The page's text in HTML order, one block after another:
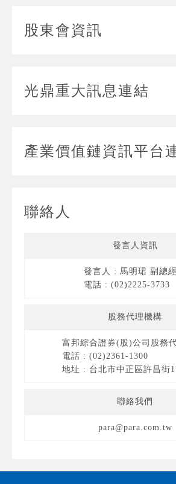
股東會資訊
光鼎重大訊息連結
產業價值鏈資訊平台
聯絡人
發言人資訊
發言人 : 馬明珺 副總
電話 : (02)2225-3733
股務代理機構
富邦綜合證券(股)公司股務
電話 : (02)2361-1300
地址 : 台北市中正區許昌街
聯絡我們
para@para.com.tw